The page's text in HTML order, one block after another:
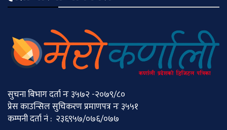
सुचना बिभाग दर्ता नः ३५७२ -२०७९/८०
प्रेस काउन्सिल सुचिकरण प्रमाणपत्र नः ३५५१
कम्पनी दर्ता नं : २३६९५७/०७६/०७७